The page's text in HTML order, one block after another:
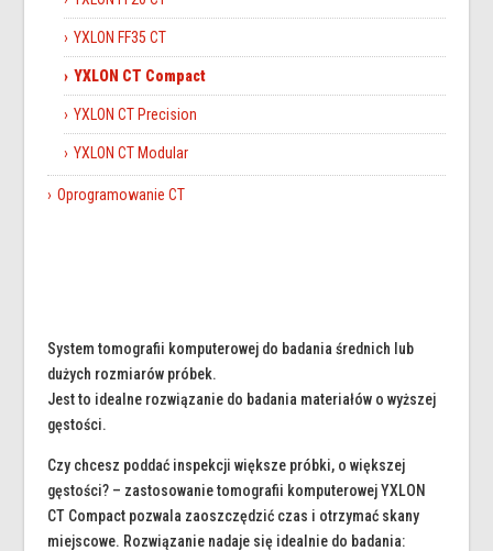
YXLON FF35 CT
YXLON CT Compact
YXLON CT Precision
YXLON CT Modular
Oprogramowanie CT
System tomografii komputerowej do badania średnich lub
dużych rozmiarów próbek.
Jest to idealne rozwiązanie do badania materiałów o wyższej
gęstości.
Czy chcesz poddać inspekcji większe próbki, o większej
gęstości? – zastosowanie tomografii komputerowej YXLON
CT Compact pozwala zaoszczędzić czas i otrzymać skany
miejscowe. Rozwiązanie nadaje się idealnie do badania: